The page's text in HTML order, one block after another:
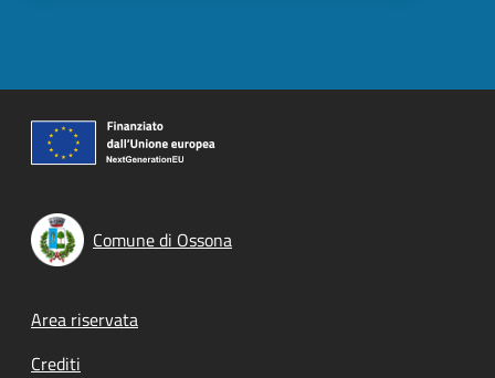
Comune di Ossona
Footer menu
Area riservata
Crediti